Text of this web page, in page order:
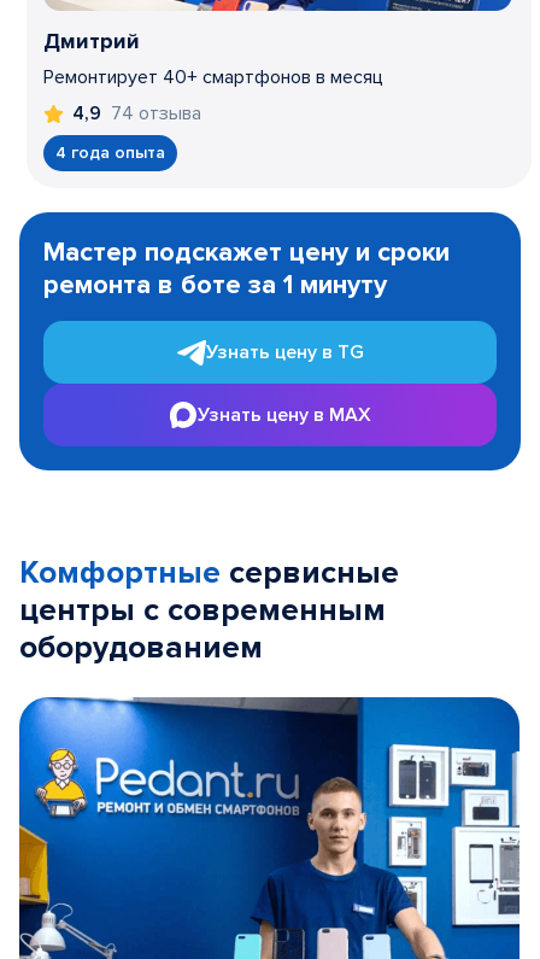
Дмитрий
Ремонтирует 40+ смартфонов в месяц
4,9 74 отзыва
4 года опыта
1
Мастер подскажет цену и сроки
ремонта в боте за 1 минуту
Узнать цену в TG
Узнать цену в MAX
Комфортные сервисные
центры с современным
оборудованием